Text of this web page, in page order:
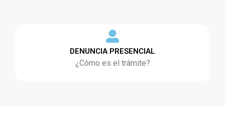
DENUNCIA PRESENCIAL
¿Cómo es el trámite?